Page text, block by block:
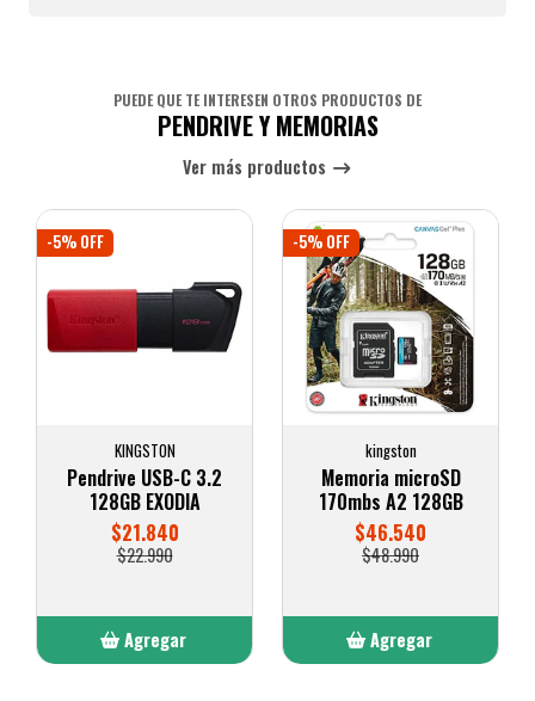
PUEDE QUE TE INTERESEN OTROS PRODUCTOS DE
PENDRIVE Y MEMORIAS
Ver más productos
-5% OFF
KINGSTON
Pendrive USB-C 3.2
128GB EXODIA
$21.840
$22.990
Agregar
-5% OFF
kingston
Memoria microSD
170mbs A2 128GB
$46.540
$48.990
Agregar